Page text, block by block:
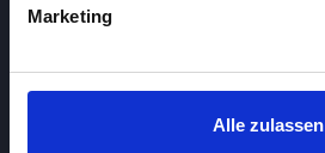
Marketing
Alle zulassen